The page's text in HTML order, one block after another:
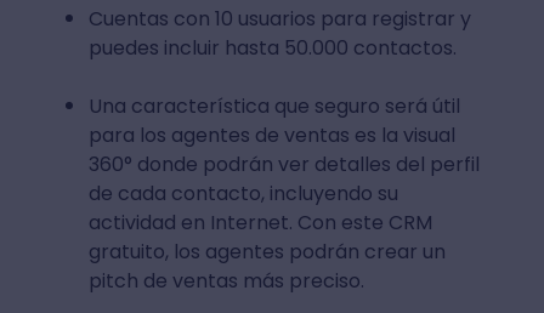
Cuentas con 10 usuarios para registrar y
puedes incluir hasta 50.000 contactos.
Una característica que seguro será útil
para los agentes de ventas es la visual
360° donde podrán ver detalles del perfil
de cada contacto, incluyendo su
actividad en Internet. Con este CRM
gratuito, los agentes podrán crear un
pitch de ventas más preciso.